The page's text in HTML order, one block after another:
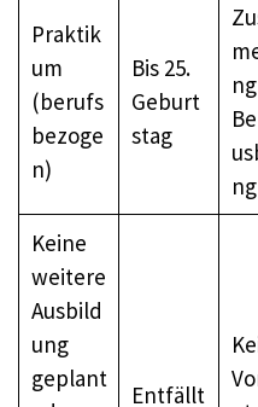
Praktik
um
(berufs
bezoge
n)
Bis 25.
Geburt
stag
ng
Keine
weitere
Ausbild
ung
geplant
Entfällt